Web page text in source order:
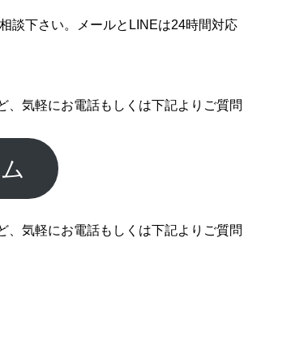
談下さい。メールとLINEは24時間対応
、気軽にお電話もしくは下記よりご質問
、気軽にお電話もしくは下記よりご質問